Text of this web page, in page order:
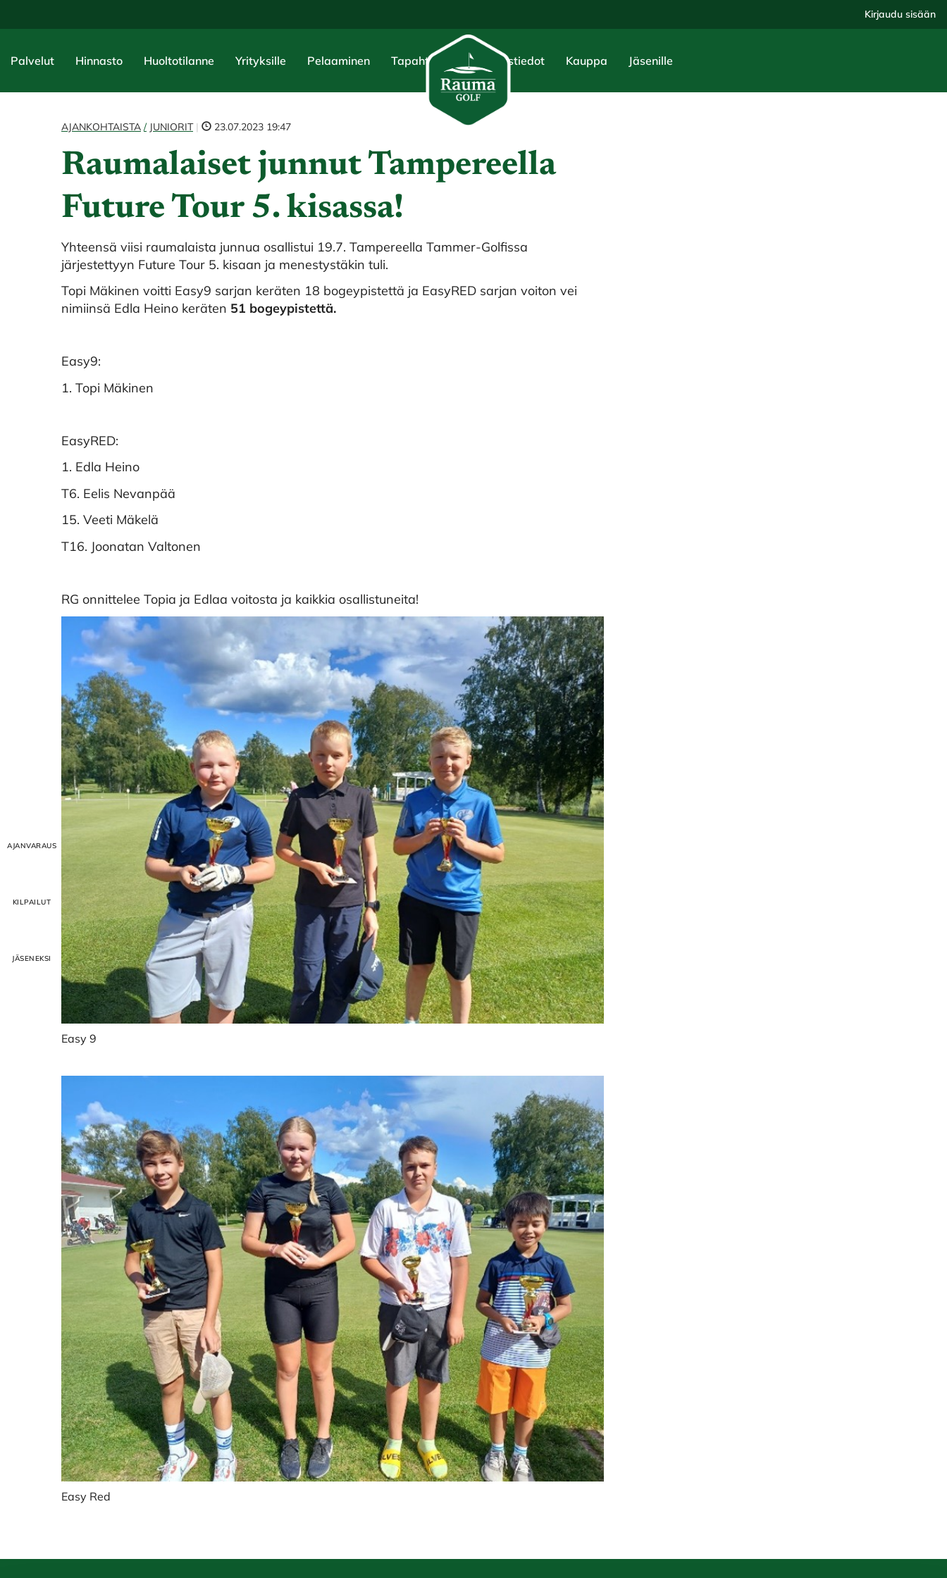
Kirjaudu sisään
Palvelut Hinnasto Huoltotilanne Yrityksille Pelaaminen Tapahtumat Yhteystiedot Kauppa Jäsenille
AJANKOHTAISTA JUNIORIT | 23.07.2023 19:47
Raumalaiset junnut Tampereella
Future Tour 5. kisassa!
Yhteensä viisi raumalaista junnua osallistui 19.7. Tampereella Tammer-Golfissa
järjestettyyn Future Tour 5. kisaan ja menestystäkin tuli.
Topi Mäkinen voitti Easy9 sarjan keräten 18 bogeypistettä ja EasyRED sarjan voiton vei
nimiinsä Edla Heino keräten 51 bogeypistettä.
Easy9:
1. Topi Mäkinen
EasyRED:
1. Edla Heino
T6. Eelis Nevanpää
15. Veeti Mäkelä
T16. Joonatan Valtonen
RG onnittelee Topia ja Edlaa voitosta ja kaikkia osallistuneita!
Easy 9
Easy Red